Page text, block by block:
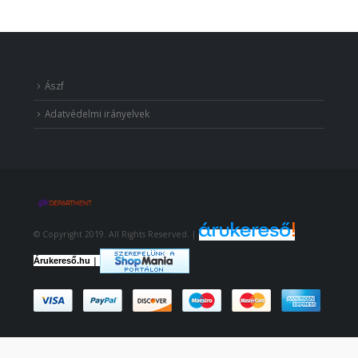
Ászf
Adatvédelmi irányelvek
© Copyright 2019. All Rights Reserved. |
Árukereső.hu |